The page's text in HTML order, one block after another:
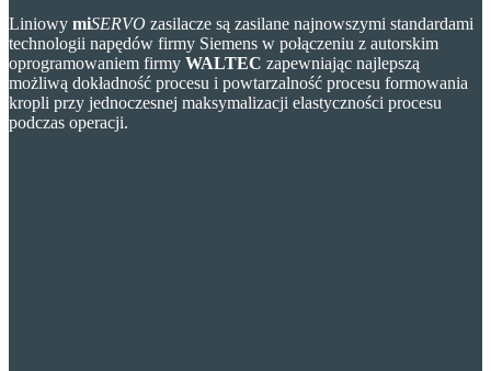
Liniowy miSERVO zasilacze są zasilane najnowszymi standardami
technologii napędów firmy Siemens w połączeniu z autorskim
oprogramowaniem firmy WALTEC zapewniając najlepszą
możliwą dokładność procesu i powtarzalność procesu formowania
kropli przy jednoczesnej maksymalizacji elastyczności procesu
podczas operacji.